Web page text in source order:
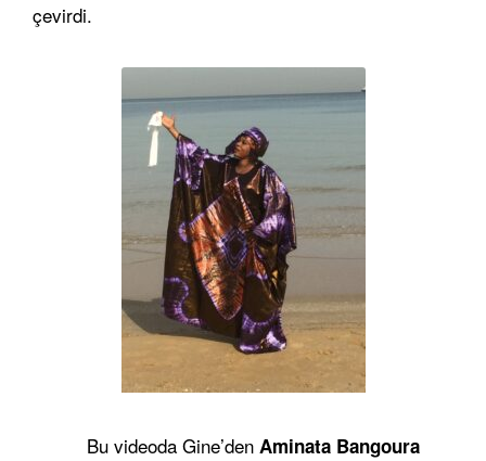
çevirdi.
Bu videoda Gine’den Aminata Bangoura